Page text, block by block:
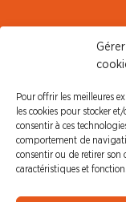
Pour offrir les meilleures
les cookies pour stocker
consentir à ces
comportement de
consentir ou de retirer
caractéristiques et